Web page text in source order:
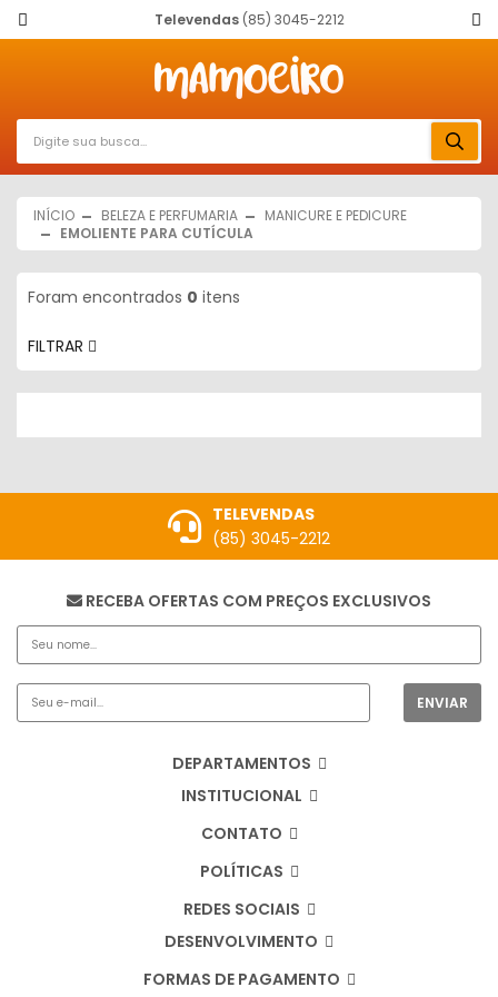
Televendas(85) 3045-2212
INÍCIO BELEZA E PERFUMARIA
MANICURE E PEDICURE
EMOLIENTE PARA CUTÍCULA
Foram encontrados 0 itens
FILTRAR
TELEVENDAS
(85) 3045-2212
RECEBA OFERTAS COM PREÇOS EXCLUSIVOS
DEPARTAMENTOS
INSTITUCIONAL
CONTATO
POLÍTICAS
REDES SOCIAIS
DESENVOLVIMENTO
FORMAS DE PAGAMENTO